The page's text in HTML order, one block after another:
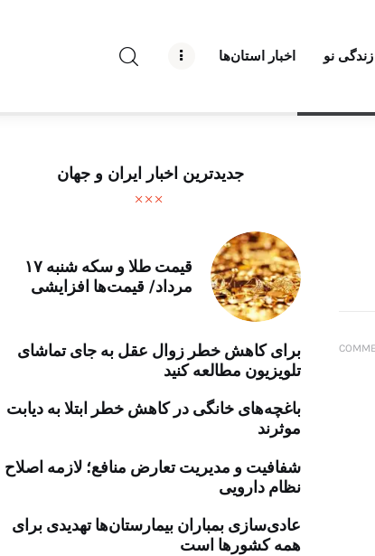
زندگی نو اخبار استان‌ها
درباره راه‌ نو نیوز
آوین دیلی
خرید موتور ایمپلنت
جدیدترین اخبار ایران و جهان
قیمت طلا و سکه شنبه ۱۷
مرداد/ قیمت‌ها افزایشی
برای کاهش خطر زوال عقل به جای تماشای
تلویزیون مطالعه کنید
باغچه‌های خانگی در کاهش خطر ابتلا به دیابت
موثرند
شفافیت و مدیریت تعارض منافع؛ لازمه اصلاح
نظام دارویی
عادی‌سازی بمباران بیمارستان‌ها تهدیدی برای
همه کشورها است